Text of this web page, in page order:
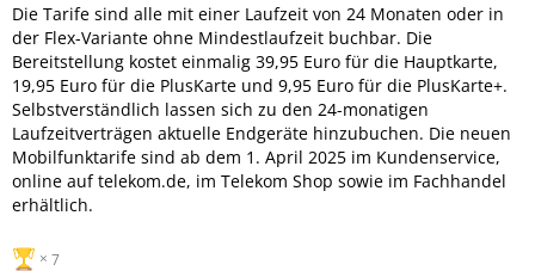
Die Tarife sind alle mit einer Laufzeit von 24 Monaten oder in
der Flex-Variante ohne Mindestlaufzeit buchbar. Die
Bereitstellung kostet einmalig 39,95 Euro für die Hauptkarte,
19,95 Euro für die PlusKarte und 9,95 Euro für die PlusKarte+.
Selbstverständlich lassen sich zu den 24-monatigen
Laufzeitverträgen aktuelle Endgeräte hinzubuchen. Die neuen
Mobilfunktarife sind ab dem 1. April 2025 im Kundenservice,
online auf telekom.de, im Telekom Shop sowie im Fachhandel
erhältlich.
7